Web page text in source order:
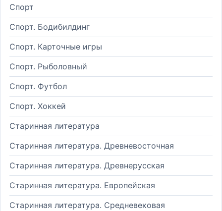
Спорт
Спорт. Бодибилдинг
Спорт. Карточные игры
Спорт. Рыболовный
Спорт. Футбол
Спорт. Хоккей
Старинная литература
Старинная литература. Древневосточная
Старинная литература. Древнерусская
Старинная литература. Европейская
Старинная литература. Средневековая